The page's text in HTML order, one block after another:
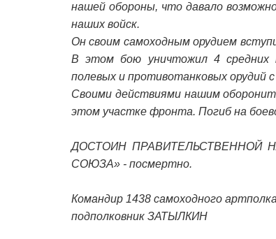
нашей обороны, что давало
наших войск.
Он своим самоходным орудием
В этом бою уничтожил 4 средних
полевых и противотанковых орудий
Своими действиями нашим
этом участке фронта. Погиб на
ДОСТОИН ПРАВИТЕЛЬСТВЕННОЙ
СОЮЗА» - посмертно.
Командир 1438 самоходного артполка
подполковник ЗАТЫЛКИН